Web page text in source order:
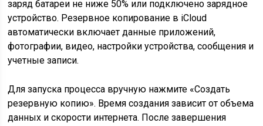
заряд батареи не ниже 50% или подключено зарядное
устройство. Резервное копирование в iCloud
автоматически включает данные приложений,
фотографии, видео, настройки устройства, сообщения и
учетные записи.
Для запуска процесса вручную нажмите «Создать
резервную копию». Время создания зависит от объема
данных и скорости интернета. После завершения